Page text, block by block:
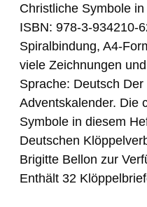
Christliche Symbole
ISBN: 978-3-934210-
Spiralbindung, A4-
viele Zeichnungen
Sprache: Deutsch
Adventskalender. Die
Symbole in diesem
Deutschen
Brigitte Bellon zur
Enthält 32